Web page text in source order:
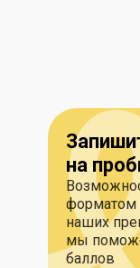
на
форматом
наших
мы
баллов